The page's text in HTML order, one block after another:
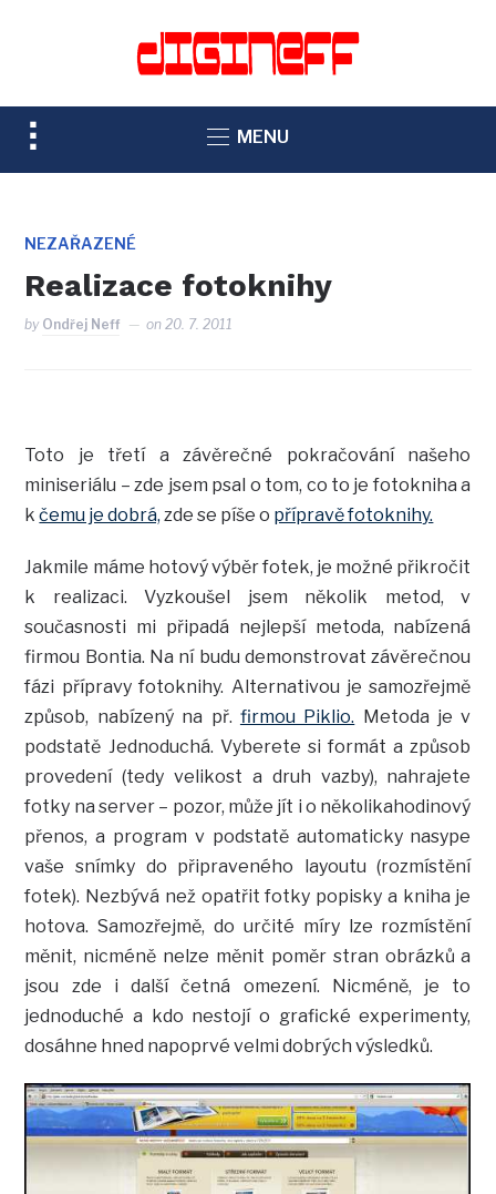
TOGGLE
SIDEBAR
NAVIGATION
MENU
NEZAŘAZENÉ
Realizace fotoknihy
by Ondřej Neff on20. 7. 2011
Toto je třetí a závěrečné pokračování našeho
miniseriálu – zde jsem psal o tom, co to je fotokniha a
kčemu je dobrá, zde se píše o přípravě fotoknihy.
Jakmile máme hotový výběr fotek, je možné přikročit
k realizaci. Vyzkoušel jsem několik metod, v
současnosti mi připadá nejlepší metoda, nabízená
firmou Bontia. Na ní budu demonstrovat závěrečnou
fázi přípravy fotoknihy. Alternativou je samozřejmě
způsob, nabízený na př. firmou Piklio. Metoda je v
podstatě Jednoduchá. Vyberete si formát a způsob
provedení (tedy velikost a druh vazby), nahrajete
fotky na server – pozor, může jít i o několikahodinový
přenos, a program v podstatě automaticky nasype
vaše snímky do připraveného layoutu (rozmístění
fotek). Nezbývá než opatřit fotky popisky a kniha je
hotova. Samozřejmě, do určité míry lze rozmístění
měnit, nicméně nelze měnit poměr stran obrázků a
jsou zde i další četná omezení. Nicméně, je to
jednoduché a kdo nestojí o grafické experimenty,
dosáhne hned napoprvé velmi dobrých výsledků.